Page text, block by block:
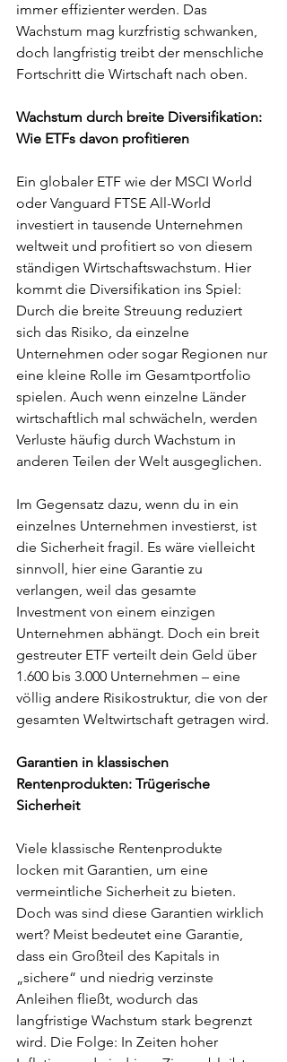
immer effizienter werden. Das
Wachstum mag kurzfristig schwanken,
doch langfristig treibt der menschliche
Fortschritt die Wirtschaft nach oben.
Wachstum durch breite Diversifikation:
Wie ETFs davon profitieren
Ein globaler ETF wie der MSCI World
oder Vanguard FTSE All-World
investiert in tausende Unternehmen
weltweit und profitiert so von diesem
ständigen Wirtschaftswachstum. Hier
kommt die Diversifikation ins Spiel:
Durch die breite Streuung reduziert
sich das Risiko, da einzelne
Unternehmen oder sogar Regionen nur
eine kleine Rolle im Gesamtportfolio
spielen. Auch wenn einzelne Länder
wirtschaftlich mal schwächeln, werden
Verluste häufig durch Wachstum in
anderen Teilen der Welt ausgeglichen.
Im Gegensatz dazu, wenn du in ein
einzelnes Unternehmen investierst, ist
die Sicherheit fragil. Es wäre vielleicht
sinnvoll, hier eine Garantie zu
verlangen, weil das gesamte
Investment von einem einzigen
Unternehmen abhängt. Doch ein breit
gestreuter ETF verteilt dein Geld über
1.600 bis 3.000 Unternehmen – eine
völlig andere Risikostruktur, die von der
gesamten Weltwirtschaft getragen wird.
Garantien in klassischen
Rentenprodukten: Trügerische
Sicherheit
Viele klassische Rentenprodukte
locken mit Garantien, um eine
vermeintliche Sicherheit zu bieten.
Doch was sind diese Garantien wirklich
wert? Meist bedeutet eine Garantie,
dass ein Großteil des Kapitals in
„sichere“ und niedrig verzinste
Anleihen fließt, wodurch das
langfristige Wachstum stark begrenzt
wird. Die Folge: In Zeiten hoher